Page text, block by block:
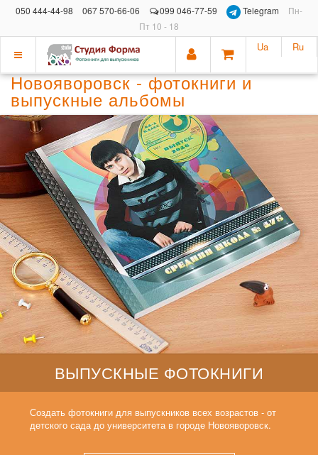
050 444-44-98 067 570-66-06 099 046-77-59 Telegram
Пн-
Пт 10 - 18
Показать
меню
Ua Ru
Новояворовск - фотокниги и
выпускные альбомы
ВЫПУСКНЫЕ ФОТОКНИГИ
Создать фотокниги для выпускников всех возрастов - от
детского сада до университета в городе Новояворовск.